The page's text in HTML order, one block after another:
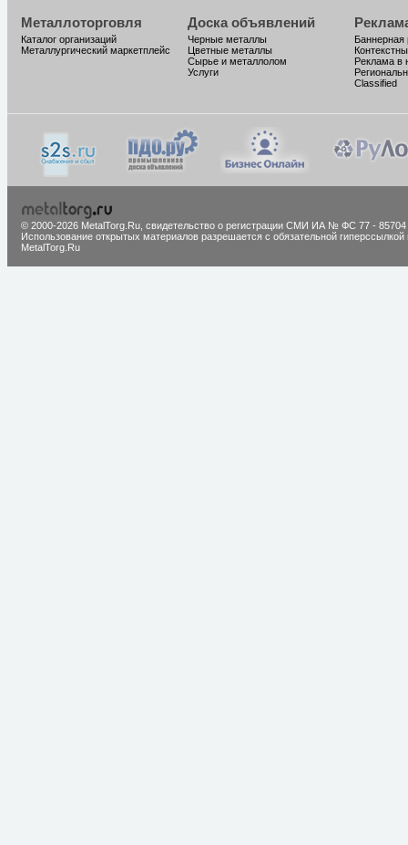
Металлоторговля
Каталог организаций
Металлургический маркетплейс
Доска объявлений
Черные металлы
Цветные металлы
Сырье и металлолом
Услуги
Баннерная
Реклама в
Classified
© 2000-2026 MetalTorg.Ru, cвидетельство о регистрации СМИ ИА № ФС 77 - 85704
Использование открытых материалов разрешается с обязательной гиперссылкой
MetalTorg.Ru